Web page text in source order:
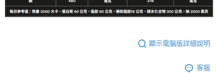
顯示電腦版詳細說明
客服